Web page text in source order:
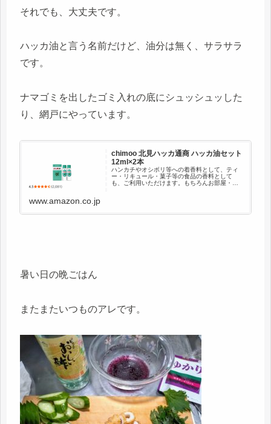
それでも、大丈夫です。
ハッカ油と言う名前だけど、油分は無く、サラサラ
です。
ナマゴミを出したゴミ入れの底にシュッシュッした
り、網戸にやっています。
chimoo 北見ハッカ通商 ハッカ油セット
12ml×2本
ハンカチやオシボリ等への着香料として、ティ
ー・リキュール・菓子等の食品の香料として
も、ご利用いただけます。もちろんお部屋・ト
www.amazon.co.jp
暑い日の晩ごはん
またまたいつものアレです。